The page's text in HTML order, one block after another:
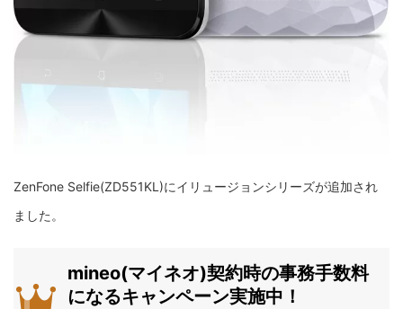
ZenFone Selfie(ZD551KL)にイリュージョンシリーズが追加され
ました。
mineo(マイネオ)契約時の事務手数料
になるキャンペーン実施中！